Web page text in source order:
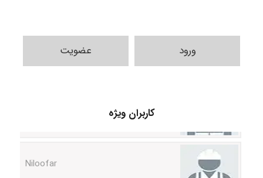
ورود عضویت
کاربران ویژه